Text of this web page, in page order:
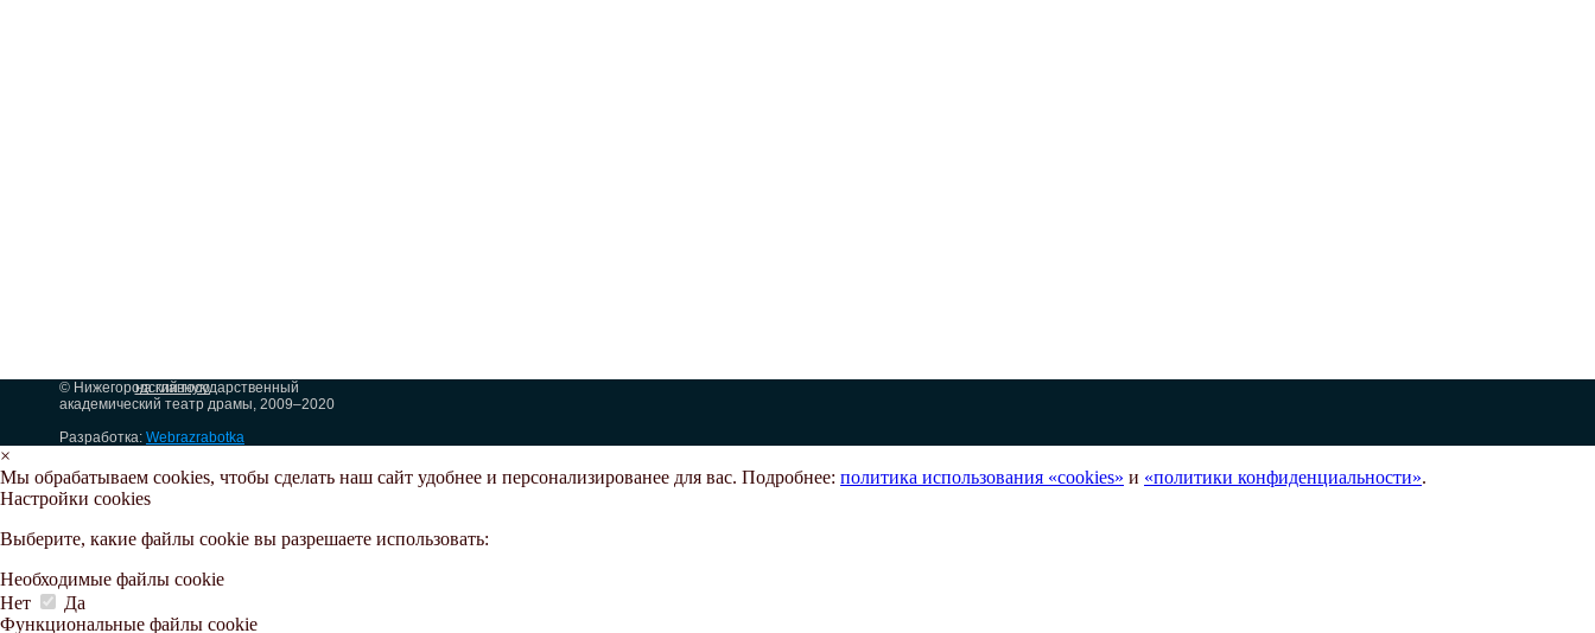
на главную
© Нижегородский государственный
академический театр драмы, 2009–2020
Разработка: Webrazrabotka
×
Мы обрабатываем cookies, чтобы сделать наш сайт удобнее и персонализированее для вас. Подробнее: политика использования «cookies» и «политики конфиденциальности».
Настройки cookies
Выберите, какие файлы cookie вы разрешаете использовать:
Необходимые файлы cookie
Нет
Да
Функциональные файлы cookie